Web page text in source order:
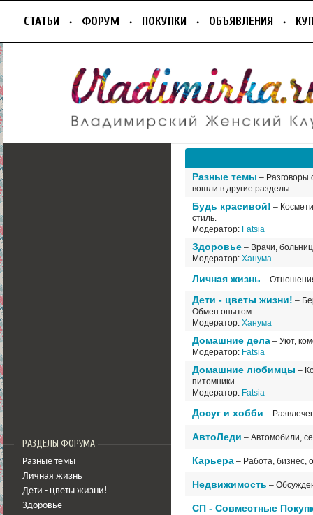
СТАТЬИ ФОРУМ ПОКУПКИ ОБЪЯВЛЕНИЯ
РАЗДЕЛЫ ФОРУМА
Разные темы
Личная жизнь
Дети - цветы жизни!
Здоровье
Разные темы – Разговоры
вошли в другие разделы
Будь красивой! –
стиль.
Модератор: Fatsia
Здоровье – Врачи,
Модератор: Ханума
Личная жизнь –
Дети - цветы жизни! –
Обмен опытом
Модератор: Ханума
Домашние дела – Уют,
Модератор: Fatsia
Домашние любимцы –
питомники
Модератор: Fatsia
Досуг и хобби –
АвтоЛеди – Автомобили,
Карьера – Работа, бизнес,
Недвижимость –
СП - Совместные